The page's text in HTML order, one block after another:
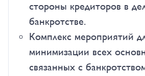
стороны кредиторов в
банкротстве.
Комплекс мероприятий
минимизации всех
связанных с